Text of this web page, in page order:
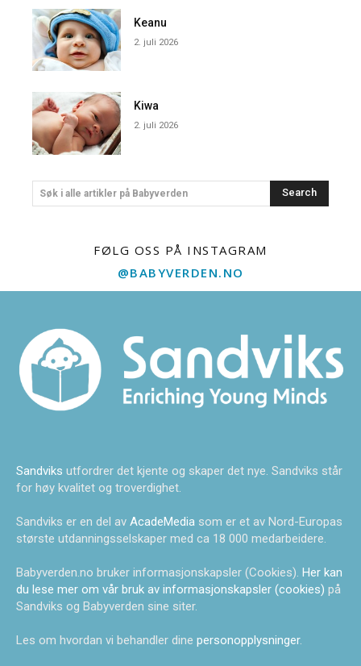
Keanu
2. juli 2026
Kiwa
2. juli 2026
Søk i alle artikler på Babyverden Search
FØLG OSS PÅ INSTAGRAM
@BABYVERDEN.NO
Sandviks utfordrer det kjente og skaper det nye. Sandviks står
for høy kvalitet og troverdighet.
Sandviks er en del av AcadeMedia som er et av Nord-Europas
største utdanningsselskaper med ca 18 000 medarbeidere.
Babyverden.no bruker informasjonskapsler (Cookies). Her kan
du lese mer om vår bruk av informasjonskapsler (cookies) på
Sandviks og Babyverden sine siter.
Les om hvordan vi behandler dine personopplysninger.